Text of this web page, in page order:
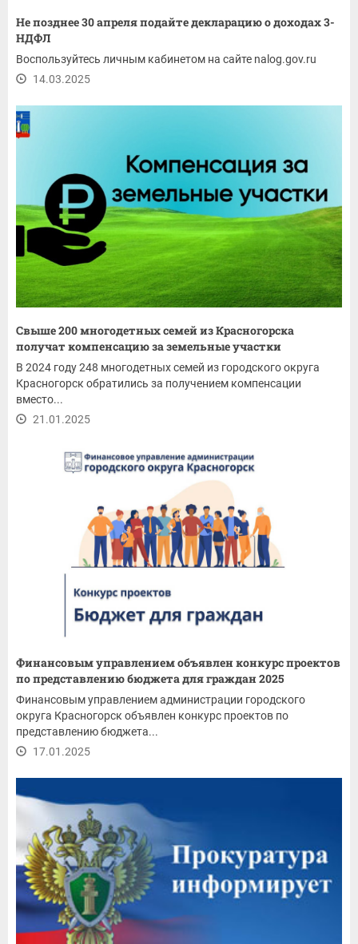
Не позднее 30 апреля подайте декларацию о доходах 3-
НДФЛ
Воспользуйтесь личным кабинетом на сайте nalog.gov.ru
14.03.2025
Свыше 200 многодетных семей из Красногорска
получат компенсацию за земельные участки
В 2024 году 248 многодетных семей из городского округа
Красногорск обратились за получением компенсации
вместо...
21.01.2025
Финансовым управлением объявлен конкурс проектов
по представлению бюджета для граждан 2025
Финансовым управлением администрации городского
округа Красногорск объявлен конкурс проектов по
представлению бюджета...
17.01.2025